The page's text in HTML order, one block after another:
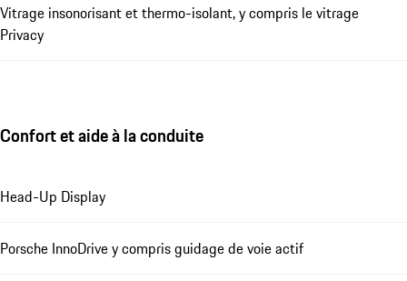
Vitrage insonorisant et thermo-isolant, y compris le vitrage
Privacy
Confort et aide à la conduite
Head-Up Display
Porsche InnoDrive y compris guidage de voie actif